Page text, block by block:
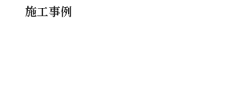
施工事例